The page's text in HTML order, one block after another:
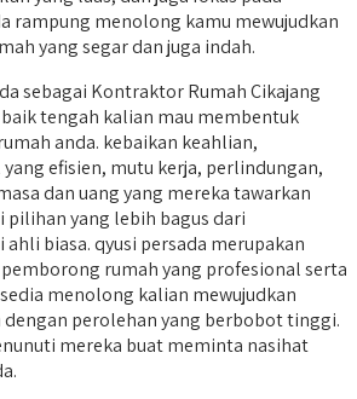
rampung menolong kamu mewujudkan
yang segar dan juga indah.
sebagai Kontraktor Rumah Cikajang
tengah kalian mau membentuk
anda. kebaikan keahlian,
efisien, mutu kerja, perlindungan,
dan uang yang mereka tawarkan
pilihan yang lebih bagus dari
biasa. qyusi persada merupakan
rumah yang profesional serta
menolong kalian mewujudkan
perolehan yang berbobot tinggi.
mereka buat meminta nasihat